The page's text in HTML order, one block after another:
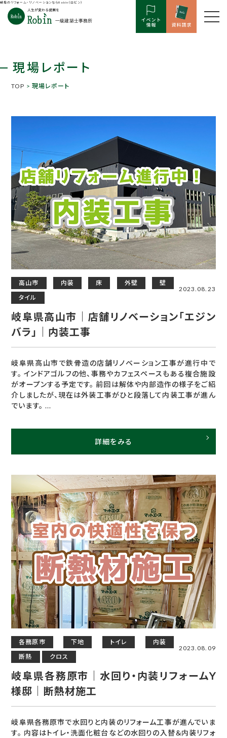
岐阜のリフォーム・リノベーションならRobin（ロビン）
現場レポート
TOP > 現場レポート
高山市 内装 床 外壁
壁
タイル
2023.08.23
岐阜県高山市｜店舗リノベーション「エジン
バラ」｜内装工事
岐阜県高山市で鉄骨造の店舗リノベーション工事が進行中で
す。 インドアゴルフの他、事務やカフェスペースもある複合施設
がオープンする予定です。 前回は解体や内部造作の様子をご紹
介しましたが、現在は外装工事がひと段落して内装工事が進ん
でいます。 ...
詳細をみる
各務原市 下地 トイレ
内装
断熱
クロス
2023.08.09
岐阜県各務原市｜水回り・内装リフォームY
様邸｜断熱材施工
岐阜県各務原市で水回りと内装のリフォーム工事が進んでいま
す。 内容はトイレ・洗面化粧台などの水回りの入替＆内装リフォ